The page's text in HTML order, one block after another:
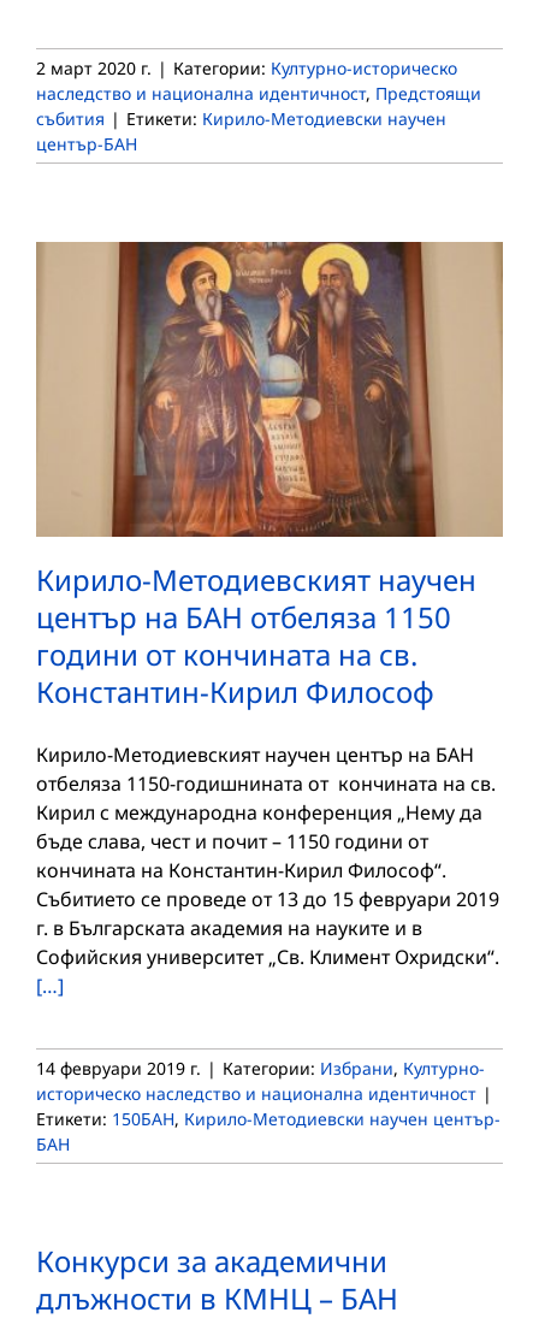
2 март 2020 г. | Категории: Културно-историческо
наследство и национална идентичност, Предстоящи
събития | Етикети: Кирило-Методиевски научен
център-БАН
Кирило-Методиевският научен
център на БАН отбеляза 1150
години от кончината на св.
Константин-Кирил Философ
Кирило-Методиевският научен център на БАН
отбеляза 1150-годишнината от кончината на св.
Кирил с международна конференция „Нему да
бъде слава, чест и почит – 1150 години от
кончината на Константин-Кирил Философ“.
Събитието се проведе от 13 до 15 февруари 2019
г. в Българската академия на науките и в
Софийския университет „Св. Климент Охридски“.
[…]
14 февруари 2019 г. | Категории: Избрани, Културно-
историческо наследство и национална идентичност |
Етикети: 150БАН, Кирило-Методиевски научен център-
БАН
Конкурси за академични
длъжности в КМНЦ – БАН